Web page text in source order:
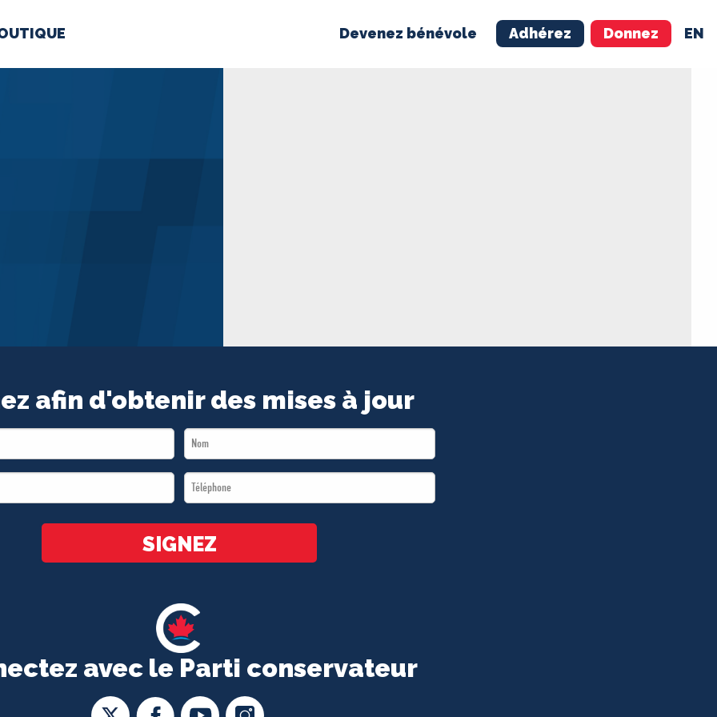
Devenez bénévole Adhérez Donnez EN
MÉDIAS
avec le Parti conservateur
afin d'obtenir des mises à jour
Last
Name
Téléphone
*
SIGNEZ